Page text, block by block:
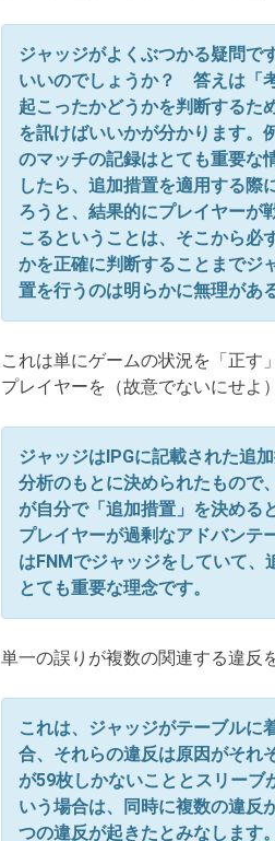
ジャッジがよくぶつかる疑問で
いいのでしょうか？ 答えは「
起こったかどうかを判断するた
を訊けばいいかが分かります。
のマッチの記録はとても重要な
したら、追加措置を適用する際
ろうと、結果的にプレイヤーが
こるということは、そこから必
かを正確に判断することまでジ
置を行うのは明らかに無理があ
これは単にゲームの状況を「正す
プレイヤーを（故意でないにせよ
ジャッジはIPGに記載された追
分析のもとに決められたもので
が自分で「追加措置」を決める
プレイヤーが過剰なアドバンテ
はFNMでジャッジをしていて、
とても重要な理念です。
単一の誤りが複数の関連する違反
これは、ジャッジがテーブルに
合、それらの違反は原因がそれ
が59枚しかないこととスリーブ
いう場合は、同時に複数の違反
つの違反が起きたとみなします